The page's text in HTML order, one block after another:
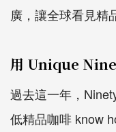
廣，讓全球看見精
用 Unique
過去這一年，
低精品咖啡 know